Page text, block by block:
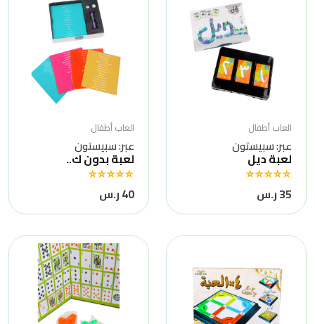
العاب أطفال
عبر: سبيستون
لعبة ديل
35 ر.س
العاب أطفال
عبر: سبيستون
لعبة بدون ك..
40 ر.س